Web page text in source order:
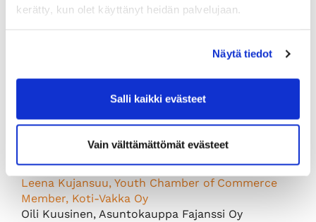
kerätty, kun olet käyttänyt heidän palvelujaan.
Näytä tiedot
Salli kaikki evästeet
Vain välttämättömät evästeet
president
Ismo Heikkonen, RTK-Henkilöstöpalvelu Oy, RTK-
Juhani Ignatius, Hotelli Kalliohovi
Antti Ikonen, Ernst & Young Oy
Teemu Knuutila, West Coast Seaservice Oy Ltd
Minna Koskinen, Insurance Company-Fennia
Leena Kujansuu, Youth Chamber of Commerce
Member, Koti-Vakka Oy
Oili Kuusinen, Asuntokauppa Fajanssi Oy